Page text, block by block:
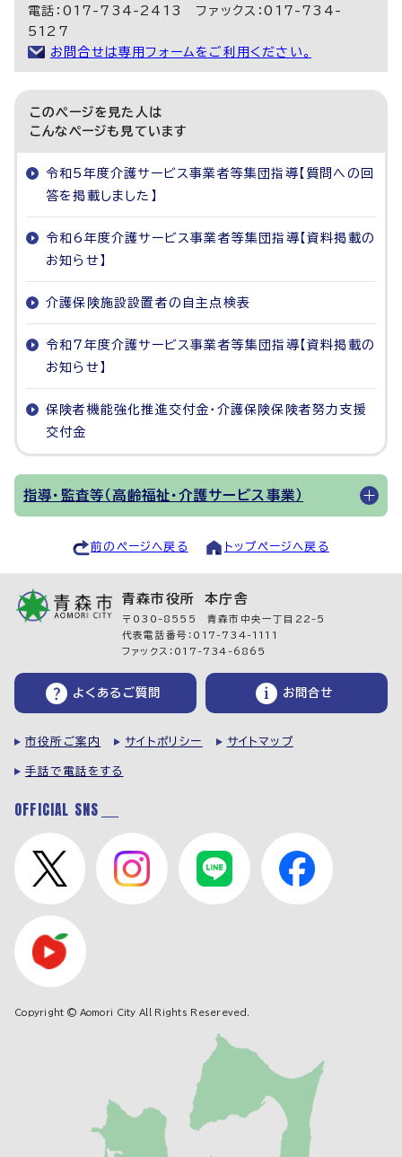
電話：017-734-2413 ファックス：017-734-
5127
お問合せは専用フォームをご利用ください。
このページを見た人は
こんなページも見ています
令和5年度介護サービス事業者等集団指導【質問への回
答を掲載しました】
令和6年度介護サービス事業者等集団指導【資料掲載の
お知らせ】
介護保険施設設置者の自主点検表
令和7年度介護サービス事業者等集団指導【資料掲載の
お知らせ】
保険者機能強化推進交付金・介護保険保険者努力支援
交付金
指導・監査等（高齢福祉・介護サービス事業）
前のページへ戻る トップページへ戻る
青森市役所 本庁舎
〒030-8555 青森市中央一丁目22-5
代表電話番号：017-734-1111
ファックス：017-734-6865
よくあるご質問 お問合せ
市役所ご案内 サイトポリシー サイトマップ
手話で電話をする
OFFICIAL SNS
Copyright © Aomori City All Rights Resereved.